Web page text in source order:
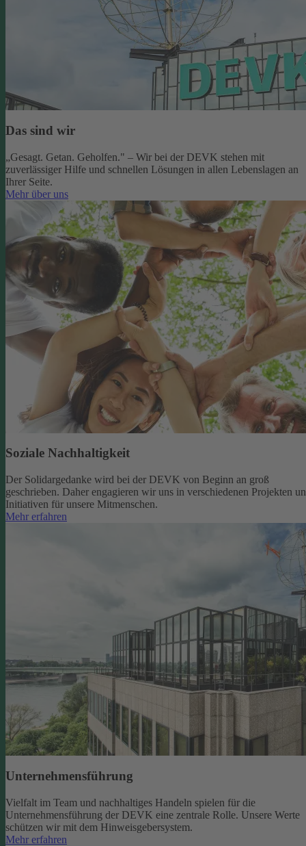
Das sind wir
„Gesagt. Getan. Geholfen." – Wir bei der DEVK stehen mit
zuverlässiger Hilfe und schnellen Lösungen in allen Lebenslagen an
Ihrer Seite.
Mehr über uns
Soziale Nachhaltigkeit
Der Solidargedanke wird bei der DEVK von Beginn an groß
geschrieben. Daher engagieren wir uns in verschiedenen Projekten
Initiativen für unsere Mitmenschen.
Mehr erfahren
Unternehmensführung
Vielfalt im Team und nachhaltiges Handeln spielen für die
Unternehmensführung der DEVK eine zentrale Rolle. Unsere Werte
schützen wir mit dem Hinweisgebersystem.
Mehr erfahren